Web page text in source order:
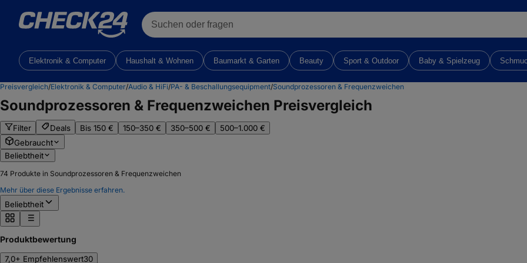
Suchen oder fragen
Elektronik & Computer Haushalt & Wohnen Baumarkt & Garten Beauty Sport & Outdoor Baby & Spielzeug
Preisvergleich/Elektronik & Computer/Audio & HiFi/PA- & Beschallungsequipment/Soundprozessoren & Frequenzweichen
Soundprozessoren & Frequenzweichen Preisvergleich
Filter Deals Bis 150 € 150–350 € 350–500 €
500–1.000 €
Gebraucht
Beliebtheit
74 Produkte in Soundprozessoren & Frequenzweichen
Mehr über diese Ergebnisse erfahren.
Beliebtheit
Produktbewertung
7,0+ Empfehlenswert30